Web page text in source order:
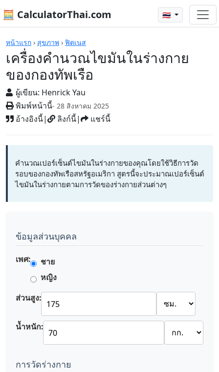
🧮 CalculatorThai.com 🇹🇭
หน้าแรก › สุขภาพ › ฟิตเนส
เครื่องคำนวณไขมันในร่างกาย
ของกองทัพเรือ
ผู้เขียน: Henrick Yau
พิมพ์หน้านี้- 28 สิงหาคม 2025
อ้างอิงนี้| ลิงก์นี้| แชร์นี้
เครื่องคิดเลข
คำนวณเปอร์เซ็นต์ไขมันในร่างกายของคุณโดยใช้วิธีการวัด
รอบของกองทัพเรือสหรัฐอเมริกา สูตรนี้จะประมาณเปอร์เซ็นต์
ไขมันในร่างกายตามการวัดของร่างกายส่วนต่างๆ
ข้อมูลส่วนบุคคล
เพศ:
ชาย
หญิง
ส่วนสูง:
น้ำหนัก:
การวัดร่างกาย